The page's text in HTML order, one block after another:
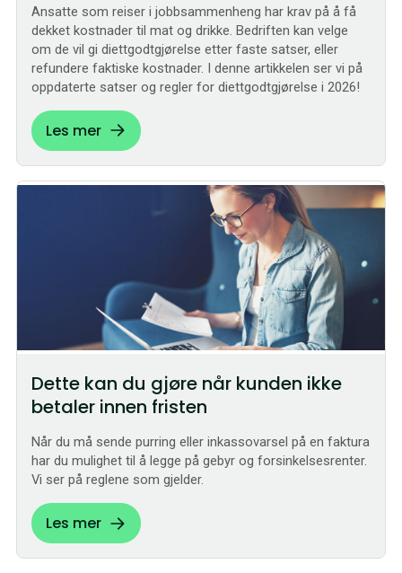
Ansatte som reiser i jobbsammenheng har krav på å få
dekket kostnader til mat og drikke. Bedriften kan velge
om de vil gi diettgodtgjørelse etter faste satser, eller
refundere faktiske kostnader. I denne artikkelen ser vi på
oppdaterte satser og regler for diettgodtgjørelse i 2026!
Les mer
Dette kan du gjøre når kunden ikke
betaler innen fristen
Når du må sende purring eller inkassovarsel på en faktura
har du mulighet til å legge på gebyr og forsinkelsesrenter.
Vi ser på reglene som gjelder.
Les mer